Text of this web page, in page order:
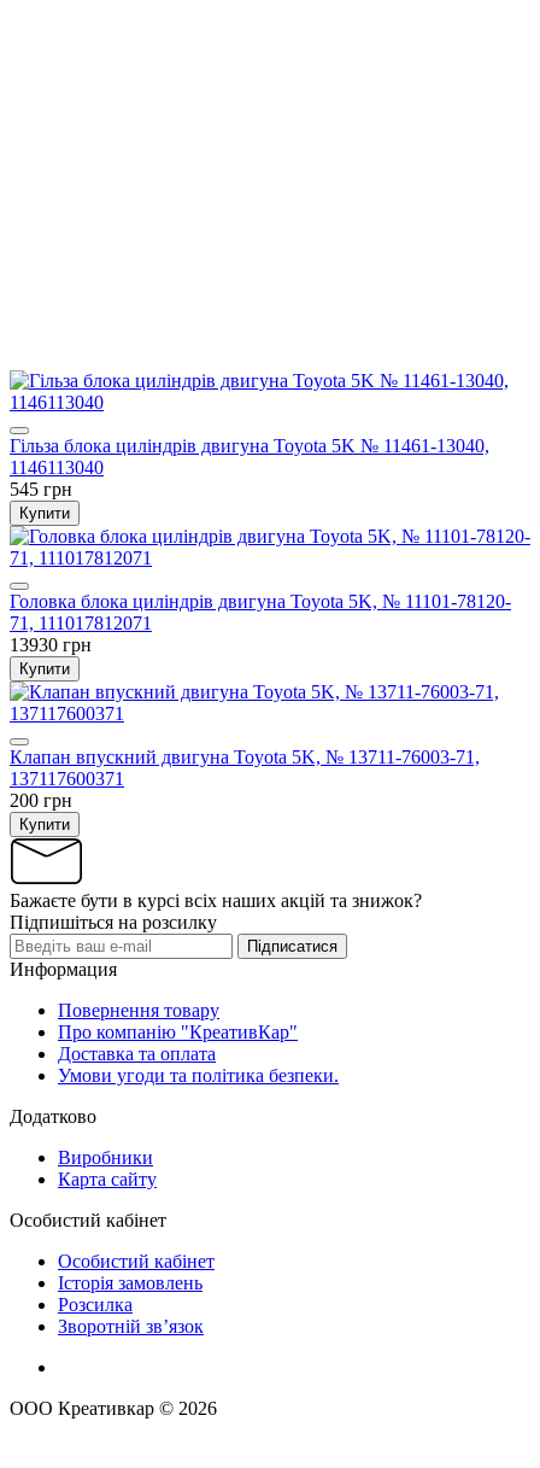
Гільза блока циліндрів двигуна Toyota 5K № 11461-13040,
1146113040
545 грн
Купити
Головка блока циліндрів двигуна Toyota 5K, № 11101-78120-
71, 111017812071
13930 грн
Купити
Клапан впускний двигуна Toyota 5K, № 13711-76003-71,
137117600371
200 грн
Купити
Бажаєте бути в курсі всіх наших акцій та знижок?
Підпишіться на розсилку
Підписатися
Информация
Повернення товару
Про компанію "КреативКар"
Доставка та оплата
Умови угоди та політика безпеки.
Додатково
Виробники
Карта сайту
Особистий кабінет
Особистий кабінет
Історія замовлень
Розсилка
Зворотній зв’язок
ООО Креативкар © 2026